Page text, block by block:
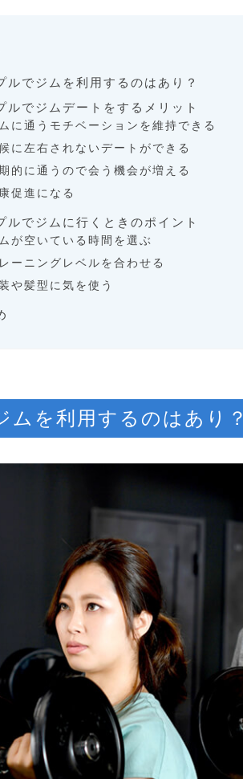
ルでジムを利用するのはあり？
ルでジムデートをするメリット
に通うモチベーションを維持できる
に左右されないデートができる
的に通うので会う機会が増える
促進になる
ルでジムに行くときのポイント
が空いている時間を選ぶ
レーニングレベルを合わせる
や髪型に気を使う
ムを利用するのはあり？